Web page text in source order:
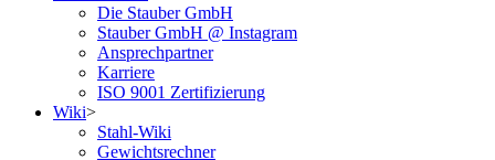
Die Stauber GmbH
Stauber GmbH @ Instagram
Ansprechpartner
Karriere
ISO 9001 Zertifizierung
Wiki>
Stahl-Wiki
Gewichtsrechner